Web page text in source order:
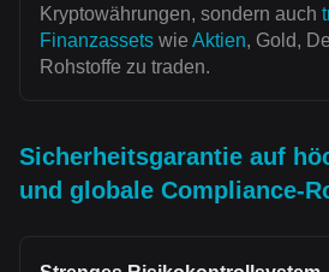
Kryptowährungen, sondern auch
Finanzassets wie Aktien, Gold,
Rohstoffe zu traden.
Sicherheitsgarantie auf
und globale Compliance-